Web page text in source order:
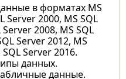
в форматах MS
Server 2000, MS SQL
2008, MS SQL
Server 2012, MS
Server 2016.
данных.
данные.